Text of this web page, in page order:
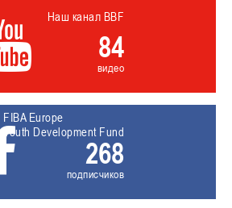
Наш канал BBF
84
видео
FIBA Europe
Youth Development Fund
268
подписчиков